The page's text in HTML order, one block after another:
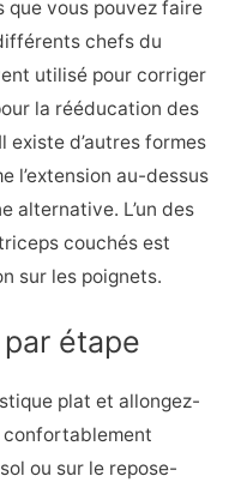
que vous pouvez faire
chefs du
utilisé pour corriger
la rééducation des
existe d’autres formes
l’extension au-dessus
alternative. L’un des
couchés est
sur les poignets.
étape
plat et allongez-
confortablement
ou sur le repose-